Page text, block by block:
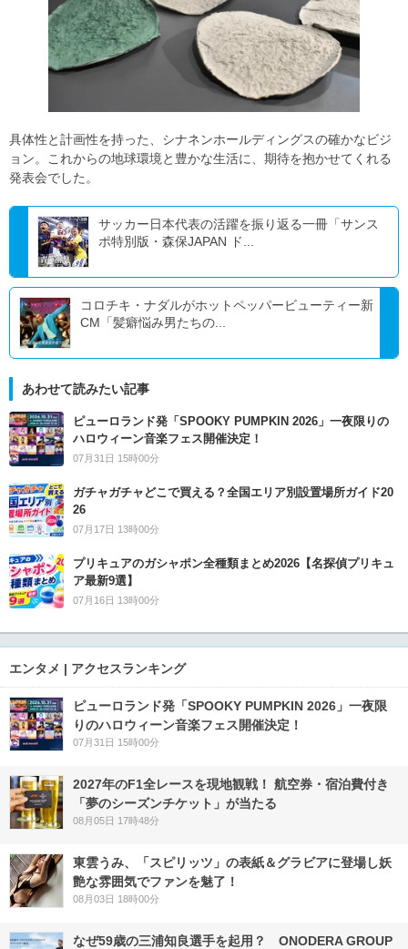
具体性と計画性を持った、シナネンホールディングスの確かなビジ
ョン。これからの地球環境と豊かな生活に、期待を抱かせてくれる
発表会でした。
サッカー日本代表の活躍を振り返る一冊「サンス
ポ特別版・森保JAPAN ド...
コロチキ・ナダルがホットペッパービューティー新
CM「髪癖悩み男たちの...
あわせて読みたい記事
ピューロランド発「SPOOKY PUMPKIN 2026」一夜限りの
ハロウィーン音楽フェス開催決定！
07月31日 15時00分
ガチャガチャどこで買える？全国エリア別設置場所ガイド20
26
07月17日 13時00分
プリキュアのガシャポン全種類まとめ2026【名探偵プリキュ
ア最新9選】
07月16日 13時00分
エンタメ | アクセスランキング
ピューロランド発「SPOOKY PUMPKIN 2026」一夜限
りのハロウィーン音楽フェス開催決定！
07月31日 15時00分
2027年のF1全レースを現地観戦！ 航空券・宿泊費付き
「夢のシーズンチケット」が当たる
08月05日 17時48分
東雲うみ、「スピリッツ」の表紙＆グラビアに登場し妖
艶な雰囲気でファンを魅了！
08月03日 18時00分
なぜ59歳の三浦知良選手を起用？ ONODERA GROUP